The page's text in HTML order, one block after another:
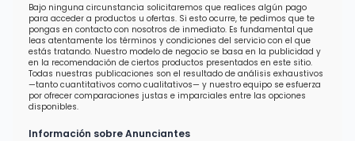
Bajo ninguna circunstancia solicitaremos que realices algún pago
para acceder a productos u ofertas. Si esto ocurre, te pedimos que te
pongas en contacto con nosotros de inmediato. Es fundamental que
leas atentamente los términos y condiciones del servicio con el que
estás tratando. Nuestro modelo de negocio se basa en la publicidad y
en la recomendación de ciertos productos presentados en este sitio.
Todas nuestras publicaciones son el resultado de análisis exhaustivos
—tanto cuantitativos como cualitativos— y nuestro equipo se esfuerza
por ofrecer comparaciones justas e imparciales entre las opciones
disponibles.
Información sobre Anunciantes